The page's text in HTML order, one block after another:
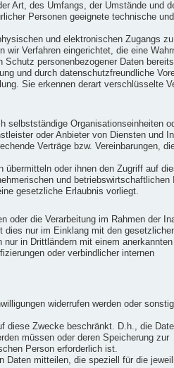
Art, des Umfangs, der Umstände und
Personen geeignete technische und
und elektronischen Zugangs
wir Verfahren eingerichtet, die eine
personenbezogener Daten
und durch datenschutzfreundliche
Sie erkennen derart verschlüsselte
selbstständige Organisationseinheiten
oder Anbieter von Diensten und
Verträge bzw. Vereinbarungen,
übermitteln oder ihnen den Zugriff auf
und betriebswirtschaftlichen
gesetzliche Erlaubnis vorliegt.
oder die Verarbeitung im Rahmen der
nur im Einklang mit den
in Drittländern mit einem anerkannten
oder verbindlicher internen
widerrufen werden oder
diese Zwecke beschränkt. D.h., die
müssen oder deren Speicherung zur
Person erforderlich ist.
Daten mitteilen, die speziell für die